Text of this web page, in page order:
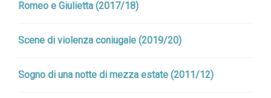
Romeo e Giulietta (2017/18)
Scene di violenza coniugale (2019/20)
Sogno di una notte di mezza estate (2011/12)